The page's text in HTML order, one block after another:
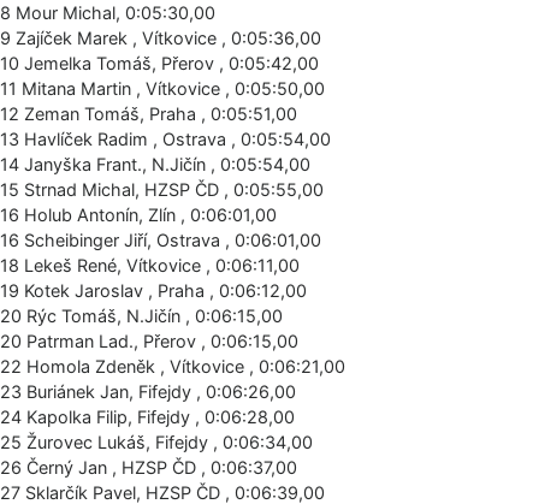
8 Mour Michal, 0:05:30,00
9 Zajíček Marek , Vítkovice , 0:05:36,00
10 Jemelka Tomáš, Přerov , 0:05:42,00
11 Mitana Martin , Vítkovice , 0:05:50,00
12 Zeman Tomáš, Praha , 0:05:51,00
13 Havlíček Radim , Ostrava , 0:05:54,00
14 Janyška Frant., N.Jičín , 0:05:54,00
15 Strnad Michal, HZSP ČD , 0:05:55,00
16 Holub Antonín, Zlín , 0:06:01,00
16 Scheibinger Jiří, Ostrava , 0:06:01,00
18 Lekeš René, Vítkovice , 0:06:11,00
19 Kotek Jaroslav , Praha , 0:06:12,00
20 Rýc Tomáš, N.Jičín , 0:06:15,00
20 Patrman Lad., Přerov , 0:06:15,00
22 Homola Zdeněk , Vítkovice , 0:06:21,00
23 Buriánek Jan, Fifejdy , 0:06:26,00
24 Kapolka Filip, Fifejdy , 0:06:28,00
25 Žurovec Lukáš, Fifejdy , 0:06:34,00
26 Černý Jan , HZSP ČD , 0:06:37,00
27 Sklarčík Pavel, HZSP ČD , 0:06:39,00